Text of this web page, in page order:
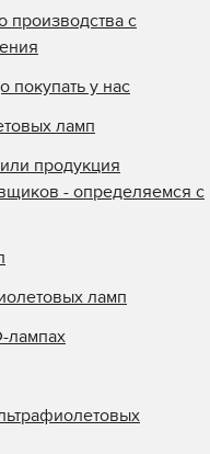
D.E.C
Dilli
DYSS
EFI
производства с
у нас
ламп
продукция
- определяемся с
ламп
лампах